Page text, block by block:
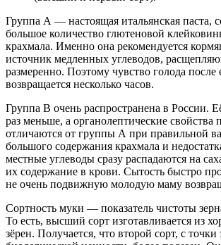
Группа А — настоящая итальянская паста,
большое количество глютеновой
крахмала. Именно она рекомендуется
источник медленных углеводов,
размеренно. Поэтому чувство голода после
возвращается несколько часов.
Группа В очень распространена в России.
раз меньше, а органолептические свойства
отличаются от группы А при правильной
большого содержания крахмала и
местные углеводы сразу распадаются на
их содержание в крови. Сытость быстро
не очень подвижную молодую маму
Сортность муки — показатель чистоты
То есть, высший сорт изготавливается из
зёрен. Получается, что второй сорт, с точки